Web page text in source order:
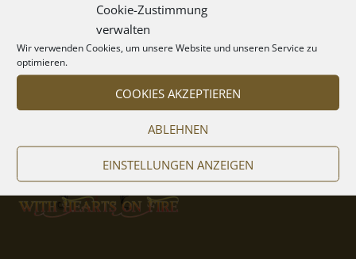
Cookie-Zustimmung
verwalten
Wir verwenden Cookies, um unsere Website und unseren Service zu
optimieren.
COOKIES AKZEPTIEREN
ABLEHNEN
EINSTELLUNGEN ANZEIGEN